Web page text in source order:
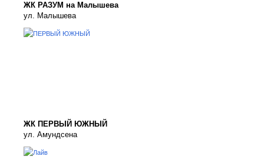
ЖК РАЗУМ на Малышева
ул. Малышева
ЖК ПЕРВЫЙ ЮЖНЫЙ
ул. Амундсена